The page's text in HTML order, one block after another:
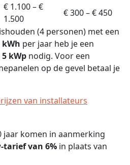
€ 1.100 – €
1.500
€ 300 – € 450
(4 personen) met een
kWh per jaar heb je een
5 kWp nodig. Voor een
op de gevel betaal je
van installateurs
jaar komen in aanmerking
tarief van 6% in plaats van